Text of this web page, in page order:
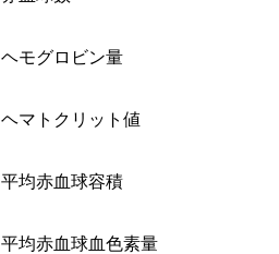
ヘモグロビン量
ヘマトクリット値
平均赤血球容積
平均赤血球血色素量